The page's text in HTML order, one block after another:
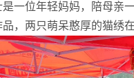
位年轻妈妈，陪母亲一
，两只萌呆憨厚的猫绣